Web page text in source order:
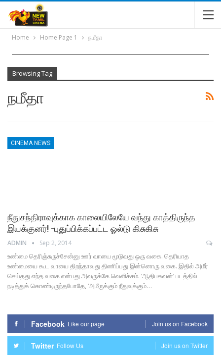
Home Home Page 1 நமீதா
Browsing Tag
நமீதா
CINEMA NEWS
நீதுசந்திராவுக்காக காலையிலேயே வந்து காத்திருந்த
இயக்குனர்! -புதுப்பிக்கப்பட்ட ஓல்டு கிசுகிசு
ADMIN Sep 2, 2014
உண்மை தெரிஞ்சுருச்சேன்னு ஊர் வாயை மூடுவது ஒரு வகை. தெரியாத
உண்மையை கூட வாயை திறந்தாவது திணிப்பது இன்னொரு வகை. இதில் அமீர்
செய்தது எந்த வகை என்பது அவருக்கே வெளிச்சம். ‘ஆதிபகவன்’ படத்தில்
நடித்துக் கொண்டிருந்தபோதே, ‘அமீருக்கும் நீதுவுக்கும்…
Facebook Like our page Join us on Facebook
Twitter Follow Us Join us on Twitter